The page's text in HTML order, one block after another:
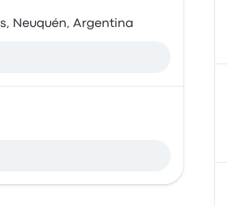
Neuquén, Argentina